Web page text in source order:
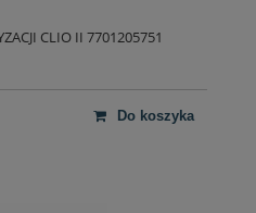
CLIO II 7701205751
do koszyka